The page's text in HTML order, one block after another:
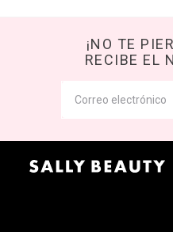
¡NO TE
RECIBE EL